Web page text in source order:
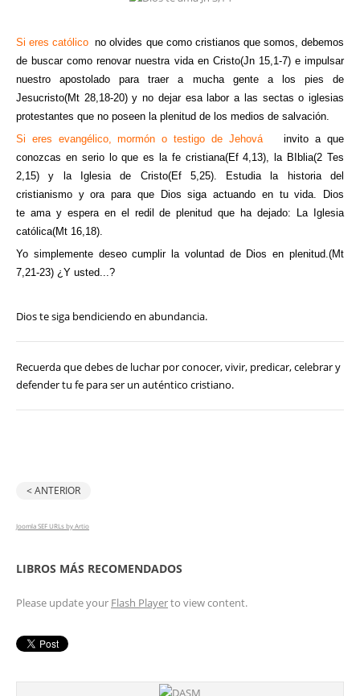
Si eres católico no olvides que como cristianos que somos, debemos
de buscar como renovar nuestra vida en Cristo(Jn 15,1-7) e impulsar
nuestro apostolado para traer a mucha gente a los pies de
Jesucristo(Mt 28,18-20) y no dejar esa labor a las sectas o iglesias
protestantes que no poseen la plenitud de los medios de salvación.
Si eres evangélico, mormón o testigo de Jehováte
invito a que
conozcas en serio lo que es la fe cristiana(Ef 4,13), la BIblia(2 Tes
2,15) y la Iglesia de Cristo(Ef 5,25). Estudia la historia del
cristianismo y ora para que Dios siga actuando en tu vida. Dios
te ama y espera en el redil de plenitud que ha dejado: La Iglesia
católica(Mt 16,18).
Yo simplemente deseo cumplir la voluntad de Dios en plenitud.(Mt
7,21-23) ¿Y usted...?
Dios te siga bendiciendo en abundancia.
Recuerda que debes de luchar por conocer, vivir, predicar, celebrar y
defender tu fe para ser un auténtico cristiano.
< ANTERIOR
Joomla SEF URLs by Artio
LIBROS MÁS RECOMENDADOS
Please update your Flash Playerto view content.